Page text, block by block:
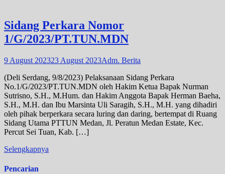
Sidang Perkara Nomor
1/G/2023/PT.TUN.MDN
9 August 202323 August 2023Adm. Berita
(Deli Serdang, 9/8/2023) Pelaksanaan Sidang Perkara
No.1/G/2023/PT.TUN.MDN oleh Hakim Ketua Bapak Nurman
Sutrisno, S.H., M.Hum. dan Hakim Anggota Bapak Herman Baeha,
S.H., M.H. dan Ibu Marsinta Uli Saragih, S.H., M.H. yang dihadiri
oleh pihak berperkara secara luring dan daring, bertempat di Ruang
Sidang Utama PTTUN Medan, Jl. Peratun Medan Estate, Kec.
Percut Sei Tuan, Kab. […]
Selengkapnya
Pencarian